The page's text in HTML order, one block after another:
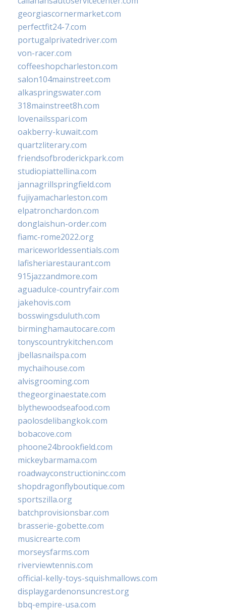
georgiascornermarket.com
perfectfit24-7.com
portugalprivatedriver.com
von-racer.com
coffeeshopcharleston.com
salon104mainstreet.com
alkaspringswater.com
318mainstreet8h.com
lovenailsspari.com
oakberry-kuwait.com
quartzliterary.com
friendsofbroderickpark.com
studiopiattellina.com
jannagrillspringfield.com
fujiyamacharleston.com
elpatronchardon.com
donglaishun-order.com
fiamc-rome2022.org
mariceworldessentials.com
lafisheriarestaurant.com
915jazzandmore.com
aguadulce-countryfair.com
jakehovis.com
bosswingsduluth.com
birminghamautocare.com
tonyscountrykitchen.com
jbellasnailspa.com
mychaihouse.com
alvisgrooming.com
thegeorginaestate.com
blythewoodseafood.com
paolosdelibangkok.com
bobacove.com
phoone24brookfield.com
mickeybarmama.com
roadwayconstructioninc.com
shopdragonflyboutique.com
sportszilla.org
batchprovisionsbar.com
brasserie-gobette.com
musicrearte.com
morseysfarms.com
riverviewtennis.com
official-kelly-toys-squishmallows.com
displaygardenonsuncrest.org
bbq-empire-usa.com